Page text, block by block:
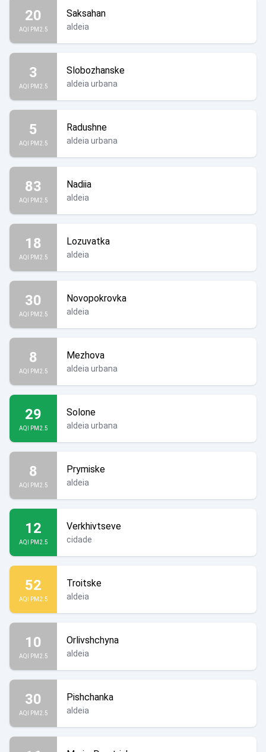
20
AQI PM2.5
Saksahan
aldeia
3
AQI PM2.5
Slobozhanske
aldeia urbana
5
AQI PM2.5
Radushne
aldeia urbana
83
AQI PM2.5
Nadiia
aldeia
18
AQI PM2.5
Lozuvatka
aldeia
30
AQI PM2.5
Novopokrovka
aldeia
8
AQI PM2.5
Mezhova
aldeia urbana
29
AQI PM2.5
Solone
aldeia urbana
8
AQI PM2.5
Prymiske
aldeia
12
AQI PM2.5
Verkhivtseve
cidade
52
AQI PM2.5
Troitske
aldeia
10
AQI PM2.5
Orlivshchyna
aldeia
30
AQI PM2.5
Pishchanka
aldeia